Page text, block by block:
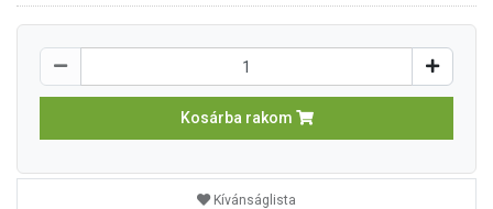
Kosárba rakom
Kívánságlista